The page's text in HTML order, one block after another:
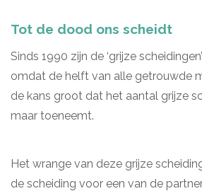
Tot de dood ons scheidt
Sinds 1990 zijn de ‘grijze
omdat de helft van alle getrouwde
de kans groot dat het aantal grijze
maar toeneemt.
Het wrange van deze grijze
de scheiding voor een van de